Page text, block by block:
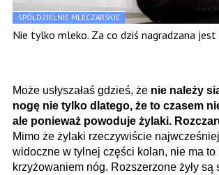
SPÓŁDZIELNIE MLECZARSKIE
Nie tylko mleko. Za co dziś nagradzana
Może usłyszałaś gdzieś, że nie należy
nogę nie tylko dlatego, że to czasem
ale ponieważ powoduje żylaki.
Mimo że żylaki rzeczywiście
widoczne w tylnej części kolan, nie ma
krzyżowaniem nóg. Rozszerzone żyły są